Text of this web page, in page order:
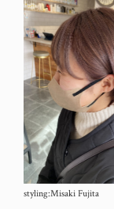
styling:Misaki Fujita